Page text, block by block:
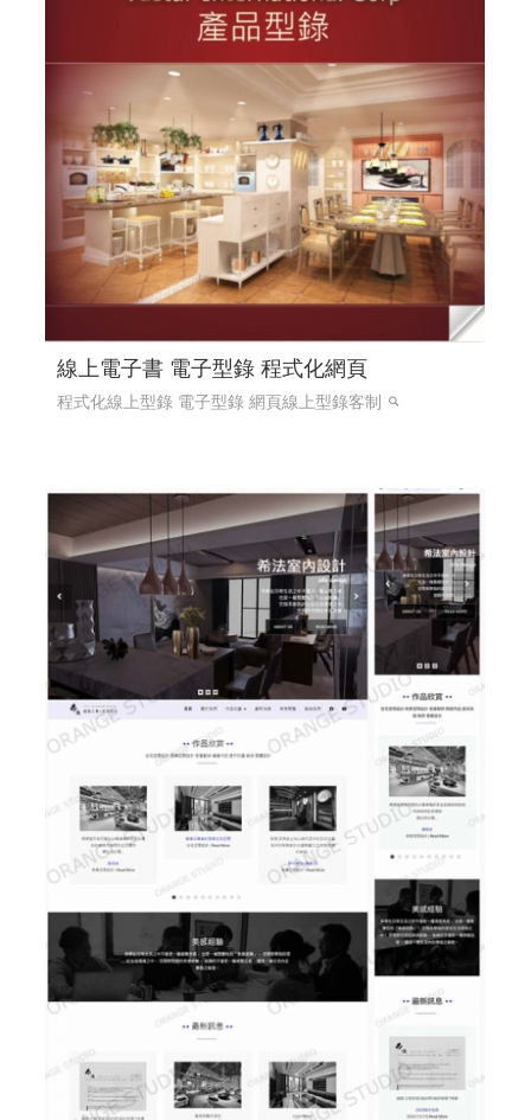
線上電子書 電子型錄 程式化網頁
程式化線上型錄 電子型錄 網頁線上型錄客制